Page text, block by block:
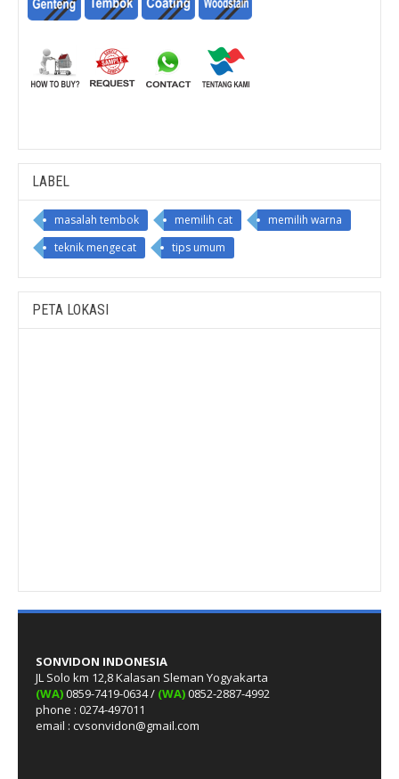
LABEL
masalah tembok memilih cat
memilih warna
teknik mengecat
tips umum
PETA LOKASI
SONVIDON INDONESIA
JL Solo km 12,8 Kalasan Sleman Yogyakarta
(WA)0859-7419-0634 / (WA)0852-2887-4992
phone : 0274-497011
email : cvsonvidon@gmail.com